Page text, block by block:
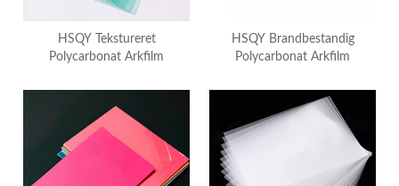
HSQY Tekstureret
Polycarbonat Arkfilm
HSQY Brandbestandig
Polycarbonat Arkfilm